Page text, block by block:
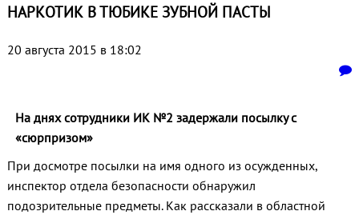
НАРКОТИК В ТЮБИКЕ ЗУБНОЙ ПАСТЫ
20 августа 2015 в 18:02
На днях сотрудники ИК №2 задержали посылку с
«сюрпризом»
При досмотре посылки на имя одного из осужденных,
инспектор отдела безопасности обнаружил
подозрительные предметы. Как рассказали в областной